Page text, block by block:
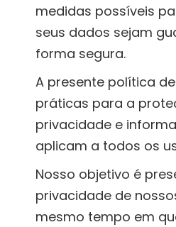
medidas possíveis
seus dados sejam
forma segura.
A presente política
práticas para a
privacidade e
aplicam a todos os
Nosso objetivo é
privacidade de
mesmo tempo em